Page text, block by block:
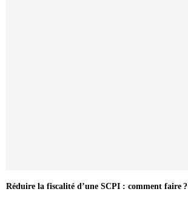
Réduire la fiscalité d’une SCPI : comment faire ?